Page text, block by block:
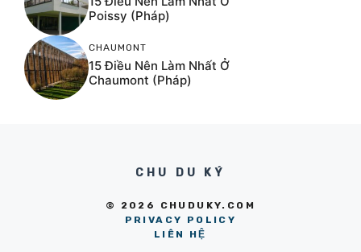
Poissy (Pháp)
CHAUMONT
15 Điều Nên Làm Nhất Ở
Chaumont (Pháp)
CHU DU KÝ
© 2026 CHUDUKY.COM
PRIVACY POLICY
LIÊN HỆ